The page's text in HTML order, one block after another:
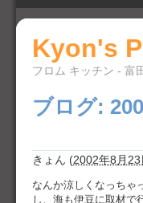
Kyon's
フロム キッチン - 富
ブログ:
きょん (2002年8月
なんか涼しくなっちゃ
し、海も伊豆に取材で